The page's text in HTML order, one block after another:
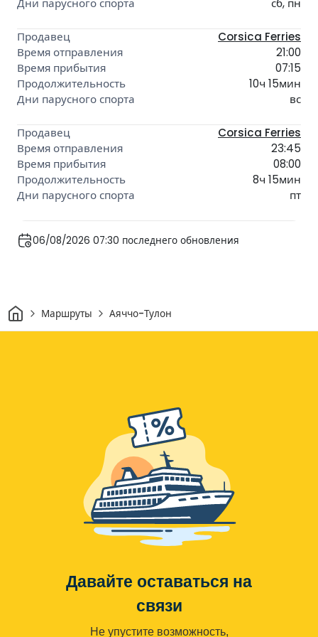
сб, пн
Corsica Ferries
21:00
07:15
10ч 15мин
вс
Corsica Ferries
23:45
08:00
8ч 15мин
пт
06/08/2026 07:30 последнего обновления
ДомМаршруты Аяччо-Тулон
Давайте оставаться на
связи
Не упустите возможность,